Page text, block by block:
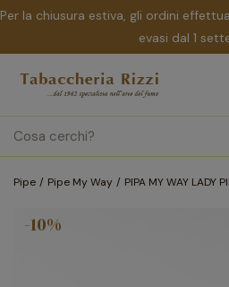
Per la chiusura estiva, gli ordini
evasi dal 1
Pipe Pipe My Way PIPA MY WAY LADY
-10%